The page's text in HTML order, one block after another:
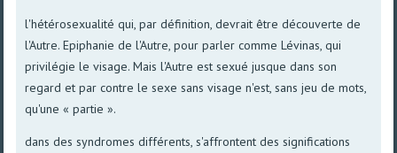
l'hétérosexualité qui, par définition, devrait être découverte de
l'Autre. Epiphanie de l'Autre, pour parler comme Lévinas, qui
privilégie le visage. Mais l'Autre est sexué jusque dans son
regard et par contre le sexe sans visage n'est, sans jeu de mots,
qu'une « partie ».
dans des syndromes différents, s'affrontent des significations